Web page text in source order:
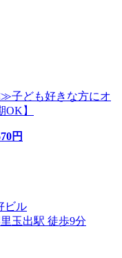
子ども好きな方にオ
】
円
ビル
玉出駅 徒歩9分